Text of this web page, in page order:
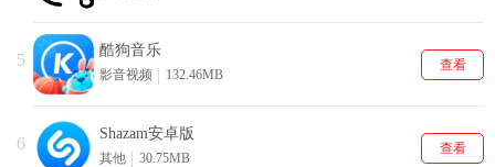
5
酷狗音乐
影音视频 132.46MB
查看
6
Shazam安卓版
其他 30.75MB
查看